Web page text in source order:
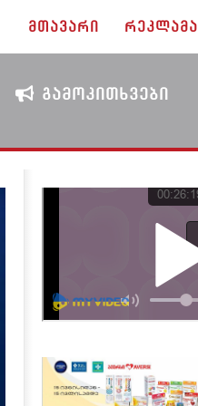
ᲛᲗᲐᲕᲐᲠᲘ ᲠᲔᲙᲚᲐᲛᲐ
ᲒᲐᲛᲝᲙᲘᲗᲮᲕᲔᲑᲘ